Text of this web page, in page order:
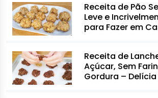
Receita de Pão
Leve e
para Fazer em
Receita de
Açúcar, Sem
Gordura –